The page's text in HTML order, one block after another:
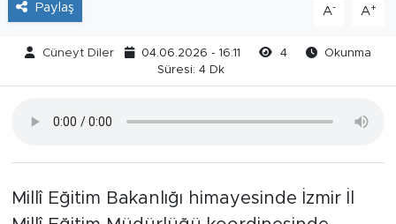
Paylaş A- A+
Cüneyt Diler 04.06.2026 - 16:11 4
Okunma
Süresi: 4 Dk
Millî Eğitim Bakanlığı himayesinde İzmir İl